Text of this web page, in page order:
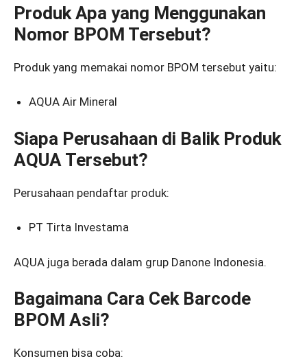
Produk Apa yang Menggunakan
Nomor BPOM Tersebut?
Produk yang memakai nomor BPOM tersebut yaitu:
AQUA Air Mineral
Siapa Perusahaan di Balik Produk
AQUA Tersebut?
Perusahaan pendaftar produk:
PT Tirta Investama
AQUA juga berada dalam grup Danone Indonesia.
Bagaimana Cara Cek Barcode
BPOM Asli?
Konsumen bisa coba: